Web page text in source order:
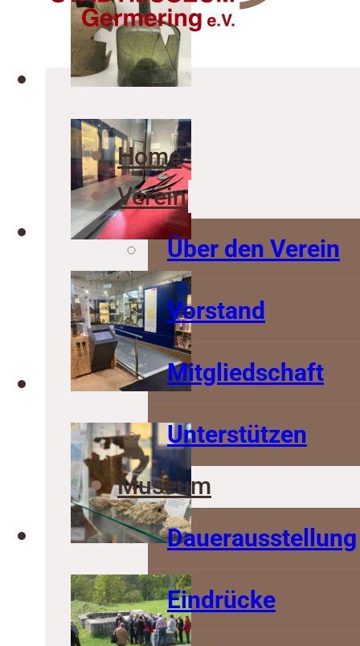
Home
Verein
Über den Verein
Vorstand
Mitgliedschaft
Unterstützen
Museum
Dauerausstellung
Eindrücke